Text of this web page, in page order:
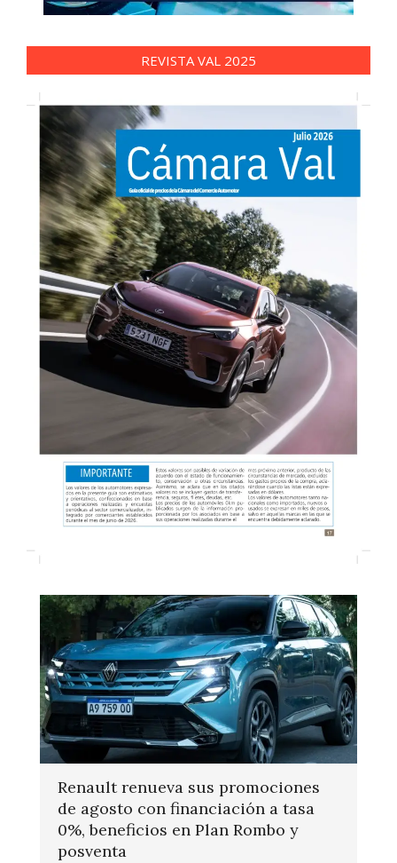
REVISTA VAL 2025
Renault renueva sus promociones
de agosto con financiación a tasa
0%, beneficios en Plan Rombo y
posventa